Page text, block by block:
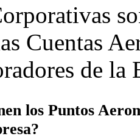
Cuentas
de la
los Puntos